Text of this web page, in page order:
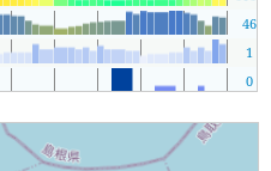
46
1
0